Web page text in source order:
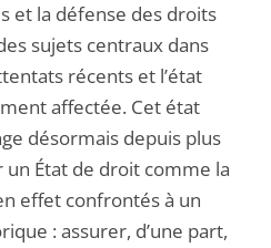
et la défense des droits
sujets centraux dans
récents et l’état
affectée. Cet état
désormais depuis plus
un État de droit comme la
effet confrontés à un
: assurer, d’une part,